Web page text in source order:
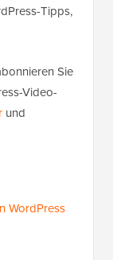
Tipps,
Sie
Video-
und
WordPress